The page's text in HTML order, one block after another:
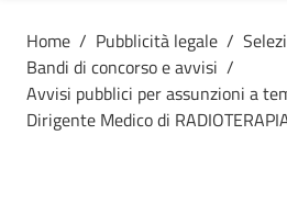
Home / Pubblicità legale /
Bandi di concorso e avvisi /
Avvisi pubblici per assunzioni a
Dirigente Medico di